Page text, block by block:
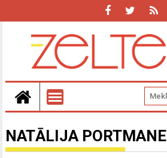
NATĀLIJA PORTMANE